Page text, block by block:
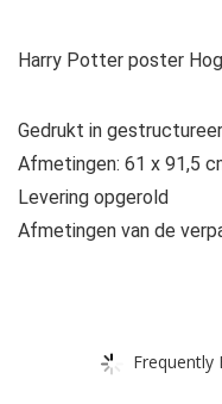
Harry Potter poster
Gedrukt in
Afmetingen: 61 x 91,5
Levering opgerold
Afmetingen van de
Frequently